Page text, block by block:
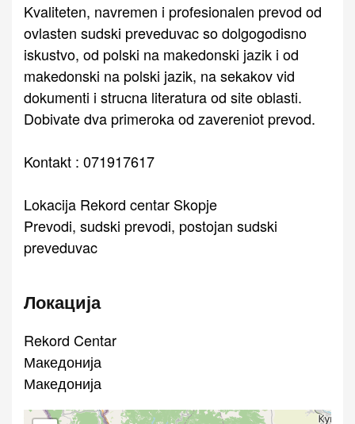
Kvaliteten, navremen i profesionalen prevod od
ovlasten sudski preveduvac so dolgogodisno
iskustvo, od polski na makedonski jazik i od
makedonski na polski jazik, na sekakov vid
dokumenti i strucna literatura od site oblasti.
Dobivate dva primeroka od zavereniot prevod.
Kontakt : 071917617
Lokacija Rekord centar Skopje
Prevodi, sudski prevodi, postojan sudski
preveduvac
Локација
Rekord Centar
Македонија
Македонија